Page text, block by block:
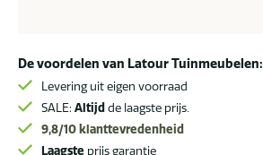
De voordelen van Latour Tuinmeubelen:
Levering uit eigen voorraad
SALE: Altijd de laagste prijs.
9,8/10 klanttevredenheid
Laagste prijs garantie